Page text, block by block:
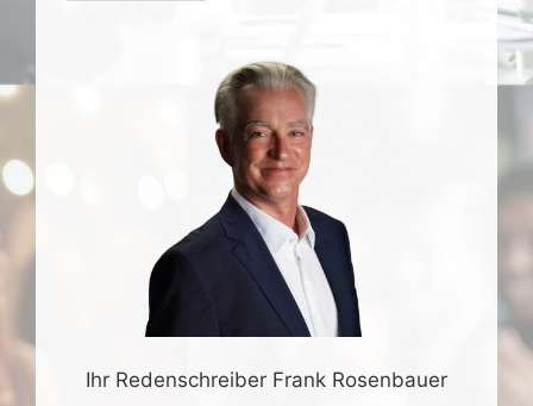
Ihr Redenschreiber Frank Rosenbauer